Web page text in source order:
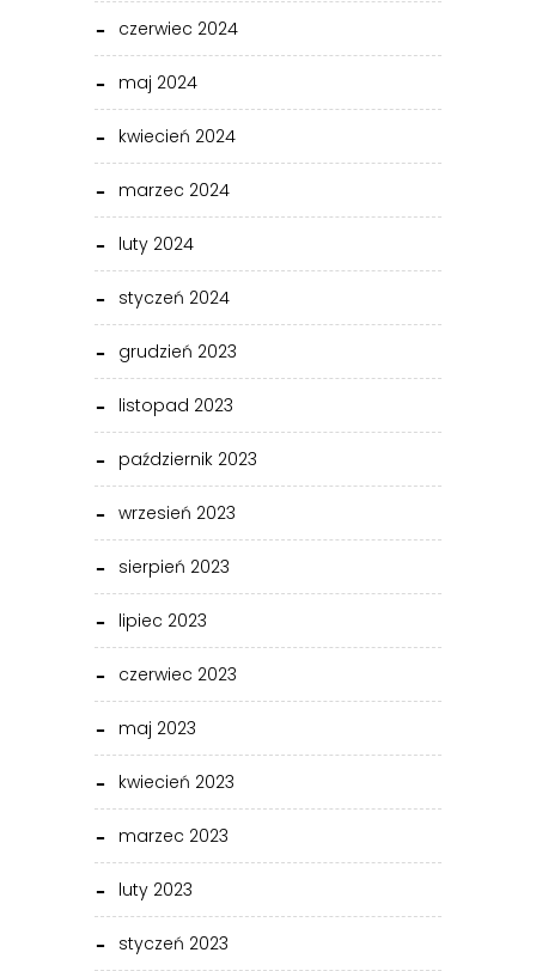
czerwiec 2024
maj 2024
kwiecień 2024
marzec 2024
luty 2024
styczeń 2024
grudzień 2023
listopad 2023
październik 2023
wrzesień 2023
sierpień 2023
lipiec 2023
czerwiec 2023
maj 2023
kwiecień 2023
marzec 2023
luty 2023
styczeń 2023